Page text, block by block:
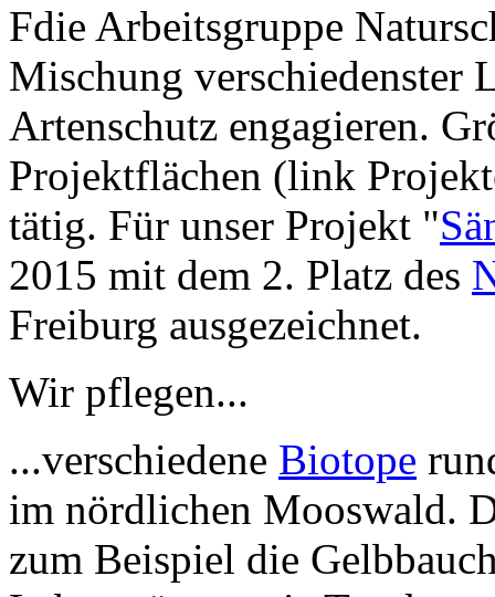
Fdie Arbeitsgruppe
Mischung verschiedenster
Artenschutz engagieren.
Projektflächen (link
tätig. Für unser Projekt "
2015 mit dem 2. Platz des
Freiburg ausgezeichnet.
Wir pflegen...
...verschiedene Biotope
im nördlichen Mooswald.
zum Beispiel die